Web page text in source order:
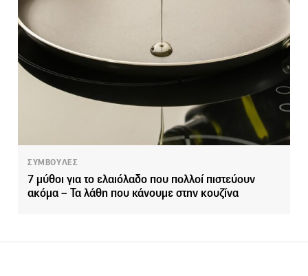
ΣΥΜΒΟΥΛΕΣ
7 μύθοι για το ελαιόλαδο που πολλοί πιστεύουν
ακόμα – Τα λάθη που κάνουμε στην κουζίνα